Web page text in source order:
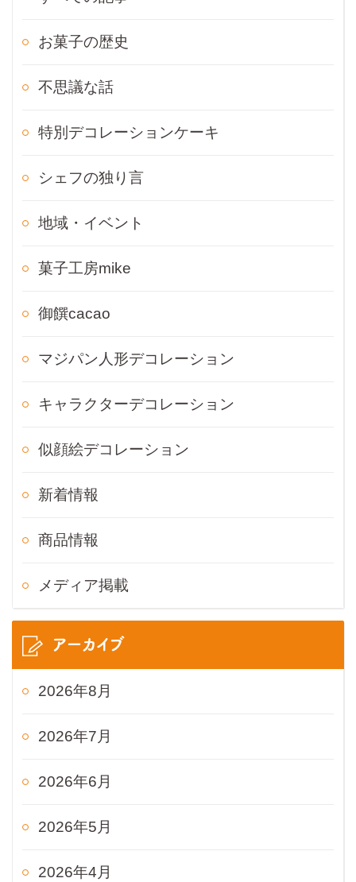
お菓子の歴史
不思議な話
特別デコレーションケーキ
シェフの独り言
地域・イベント
菓子工房mike
御饌cacao
マジパン人形デコレーション
キャラクターデコレーション
似顔絵デコレーション
新着情報
商品情報
メディア掲載
アーカイブ
2026年8月
2026年7月
2026年6月
2026年5月
2026年4月